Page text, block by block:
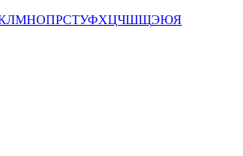
ЛМНОПРСТУФХЦЧШЩЭЮЯ